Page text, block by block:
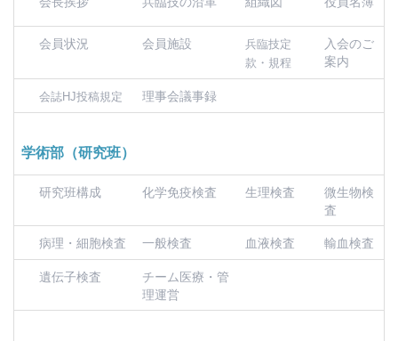
会員状況 会員施設
兵臨技定
款・規程
入会のご
案内
会誌HJ投稿規定 理事会議事録
学術部（研究班）
研究班構成 化学免疫検査 生理検査
微生物検
査
病理・細胞検査
一般検査 血液検査
輸血検査
遺伝子検査
チーム医療・管
理運営